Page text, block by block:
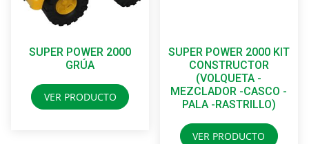
SUPER POWER 2000
GRÚA
VER PRODUCTO
SUPER POWER 2000 KIT
CONSTRUCTOR
(VOLQUETA -
MEZCLADOR -CASCO -
PALA -RASTRILLO)
VER PRODUCTO